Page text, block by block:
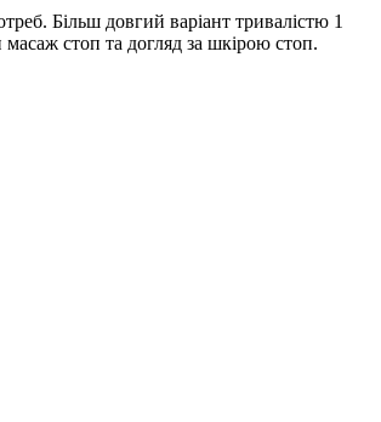
Більш довгий варіант тривалістю 1
стоп та догляд за шкірою стоп.